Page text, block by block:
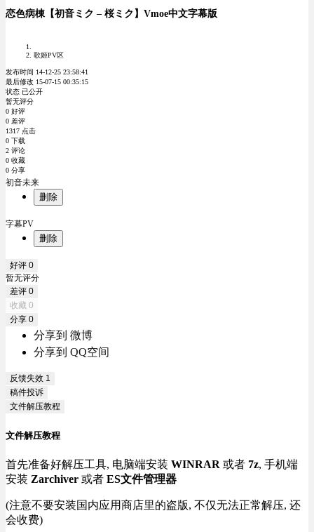
恋色病棟【初音ミク – 桜ミク】Vmoe中文字幕版
歌姬PV区
发布时间 14-12-25 23:58:41
最后修改 15-07-15 00:35:15
状态 已公开
暂无评分
0 好评
0 差评
1317 点击
0 下载
2 评论
0 收藏
0 分享
初音未来
删除
字幕PV
删除
好评 0
暂无评分
差评 0
收藏 0
分享 0
分享到 微博
分享到 QQ空间
反馈失效 1
稿件投诉
文件解压教程
文件解压教程
首先准备好解压工具, 电脑端安装 WINRAR 或者 7z, 手机端
安装 Zarchiver 或者 ES文件管理器
(注意不要安装国内应用商店里的盗版, 不仅无法正常解压, 还
会收费)